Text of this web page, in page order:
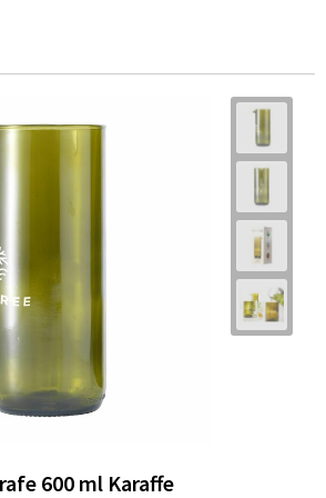
600 ml Karaffe